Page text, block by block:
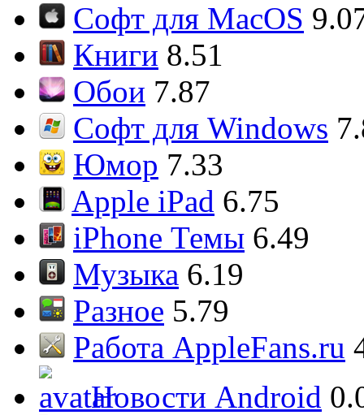
Софт для MacOS
Книги 8.51
Обои 7.87
Софт для Windows
Юмор 7.33
Apple iPad 6.75
iPhone Темы 6.49
Музыка 6.19
Разное 5.79
Работа AppleFans.ru
Новости Android